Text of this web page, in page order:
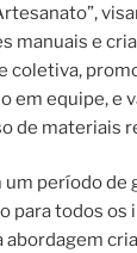
manuais e
coletiva,
em equipe, e
de materiais
período de
para todos os